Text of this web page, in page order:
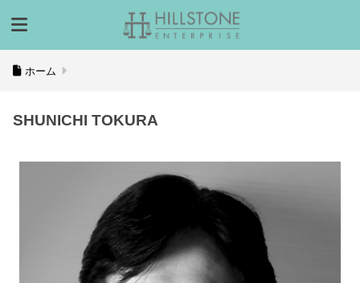
ホーム
SHUNICHI TOKURA